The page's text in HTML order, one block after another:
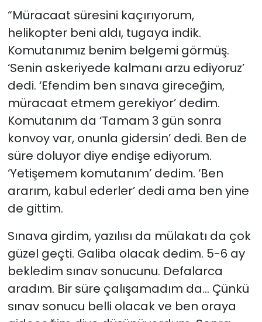
“Müracaat süresini kaçırıyorum,
helikopter beni aldı, tugaya indik.
Komutanımız benim belgemi görmüş.
‘Senin askeriyede kalmanı arzu ediyoruz’
dedi. ‘Efendim ben sınava gireceğim,
müracaat etmem gerekiyor’ dedim.
Komutanım da ‘Tamam 3 gün sonra
konvoy var, onunla gidersin’ dedi. Ben de
süre doluyor diye endişe ediyorum.
‘Yetişemem komutanım’ dedim. ‘Ben
ararım, kabul ederler’ dedi ama ben yine
de gittim.
Sınava girdim, yazılısı da mülakatı da çok
güzel geçti. Galiba olacak dedim. 5-6 ay
bekledim sınav sonucunu. Defalarca
aradım. Bir süre çalışamadım da… Çünkü
sınav sonucu belli olacak ve ben oraya